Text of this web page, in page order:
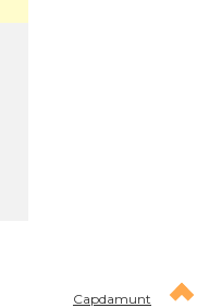
Capdamunt